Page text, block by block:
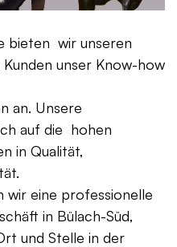
bieten wir unseren
unser Know-how
an. Unsere
auf die hohen
in Qualität,
wir eine professionelle
in Bülach-Süd,
und Stelle in der